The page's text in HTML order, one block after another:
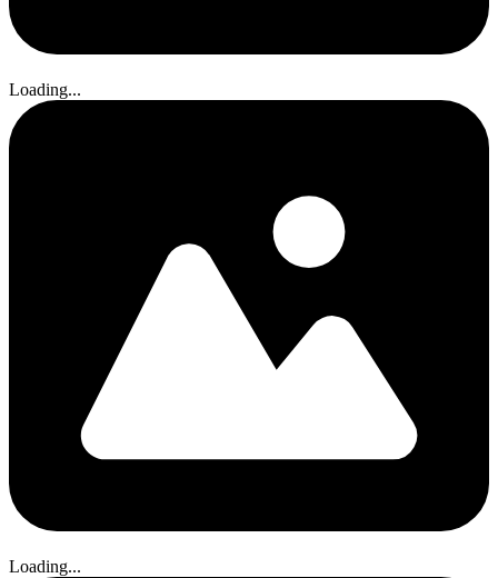
Loading...
Loading...